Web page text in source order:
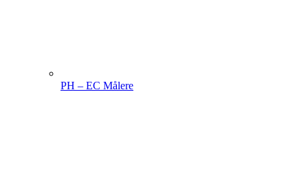
PH – EC Målere